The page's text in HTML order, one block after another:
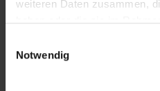
weiteren Daten zusammen,
haben oder die sie im
Notwendig
WC sowie eine zusätzliche
Raumangebot auf dieser
Im Untergeschoss erwarten